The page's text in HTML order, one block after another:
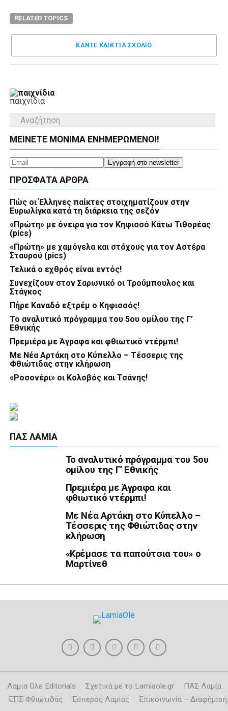
RELATED TOPICS
ΚΑΝΤΕ ΚΛΊΚ ΓΙΑ ΣΧΌΛΙΟ
παιχνίδια
ΜΕΊΝΕΤΕ ΜΌΝΙΜΑ ΕΝΗΜΕΡΏΜΕΝΟΙ!
ΠΡΌΣΦΑΤΑ ΆΡΘΡΑ
Πώς οι Έλληνες παίκτες στοιχηματίζουν στην
Ευρωλίγκα κατά τη διάρκεια της σεζόν
«Πρώτη» με όνειρα για τον Κηφισσό Κάτω Τιθορέας
(pics)
«Πρώτη» με χαμόγελα και στόχους για τον Αστέρα
Σταυρού (pics)
Τελικά ο εχθρός είναι εντός!
Συνεχίζουν στον Σαρωνικό οι Τρούμπουλος και
Στάγκος
Πήρε Καναδό εξτρέμ ο Κηφισσός!
Το αναλυτικό πρόγραμμα του 5ου ομίλου της Γ’
Εθνικής
Πρεμιέρα με Άγραφα και φθιωτικό ντέρμπι!
Με Νέα Αρτάκη στο Κύπελλο – Τέσσερις της
Φθιώτιδας στην κλήρωση
«Ροσονέρι» οι Κολοβός και Τσάνης!
ΠΑΣ ΛΑΜΊΑ
Το αναλυτικό πρόγραμμα του 5ου
ομίλου της Γ’ Εθνικής
Πρεμιέρα με Άγραφα και
φθιωτικό ντέρμπι!
Με Νέα Αρτάκη στο Κύπελλο –
Τέσσερις της Φθιώτιδας στην
κλήρωση
«Κρέμασε τα παπούτσια του» ο
Μαρτίνεθ
Λαμια Ολε Editorials Σχετικά με το Lamiaole.gr
ΠΑΣ Λαμία
ΕΠΣ Φθιώτιδας
Έσπερος Λαμίας Επικοινωνία – Διαφήμιση